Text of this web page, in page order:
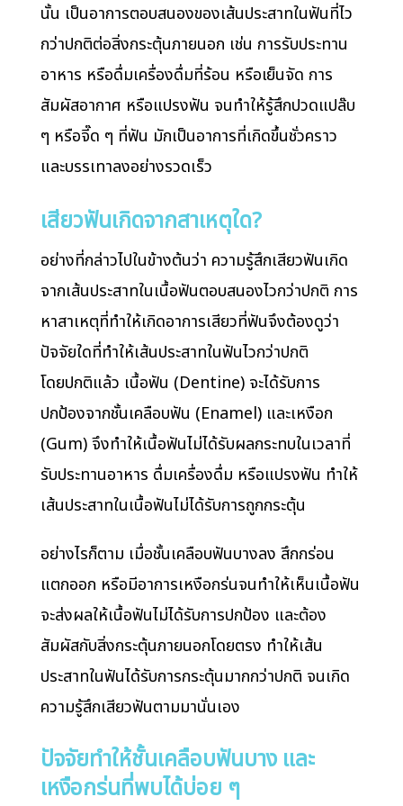
นั้น เป็นอาการตอบสนองของเส้นประสาทในฟันที่ไว
กว่าปกติต่อสิ่งกระตุ้นภายนอก เช่น การรับประทาน
อาหาร หรือดื่มเครื่องดื่มที่ร้อน หรือเย็นจัด การ
สัมผัสอากาศ หรือแปรงฟัน จนทำให้รู้สึกปวดแปล๊บ
ๆ หรือจี๊ด ๆ ที่ฟัน มักเป็นอาการที่เกิดขึ้นชั่วคราว
และบรรเทาลงอย่างรวดเร็ว
เสียวฟันเกิดจากสาเหตุใด?
อย่างที่กล่าวไปในข้างต้นว่า ความรู้สึกเสียวฟันเกิด
จากเส้นประสาทในเนื้อฟันตอบสนองไวกว่าปกติ การ
หาสาเหตุที่ทำให้เกิดอาการเสียวที่ฟันจึงต้องดูว่า
ปัจจัยใดที่ทำให้เส้นประสาทในฟันไวกว่าปกติ
โดยปกติแล้ว เนื้อฟัน (Dentine) จะได้รับการ
ปกป้องจากชั้นเคลือบฟัน (Enamel) และเหงือก
(Gum) จึงทำให้เนื้อฟันไม่ได้รับผลกระทบในเวลาที่
รับประทานอาหาร ดื่มเครื่องดื่ม หรือแปรงฟัน ทำให้
เส้นประสาทในเนื้อฟันไม่ได้รับการถูกกระตุ้น
อย่างไรก็ตาม เมื่อชั้นเคลือบฟันบางลง สึกกร่อน
แตกออก หรือมีอาการเหงือกร่นจนทำให้เห็นเนื้อฟัน
จะส่งผลให้เนื้อฟันไม่ได้รับการปกป้อง และต้อง
สัมผัสกับสิ่งกระตุ้นภายนอกโดยตรง ทำให้เส้น
ประสาทในฟันได้รับการกระตุ้นมากกว่าปกติ จนเกิด
ความรู้สึกเสียวฟันตามมานั่นเอง
ปัจจัยทำให้ชั้นเคลือบฟันบาง และ
เหงือกร่นที่พบได้บ่อย ๆ